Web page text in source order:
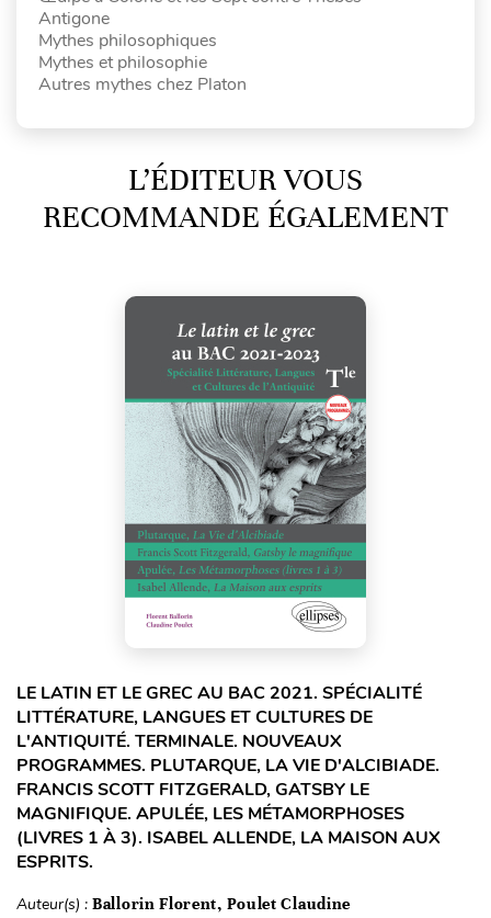
Antigone
Mythes philosophiques
Mythes et philosophie
Autres mythes chez Platon
L’ÉDITEUR VOUS
RECOMMANDE ÉGALEMENT
LE LATIN ET LE GREC AU BAC 2021. SPÉCIALITÉ
LITTÉRATURE, LANGUES ET CULTURES DE
L'ANTIQUITÉ. TERMINALE. NOUVEAUX
PROGRAMMES. PLUTARQUE, LA VIE D'ALCIBIADE.
FRANCIS SCOTT FITZGERALD, GATSBY LE
MAGNIFIQUE. APULÉE, LES MÉTAMORPHOSES
(LIVRES 1 À 3). ISABEL ALLENDE, LA MAISON AUX
ESPRITS.
Auteur(s) : Ballorin Florent, Poulet Claudine